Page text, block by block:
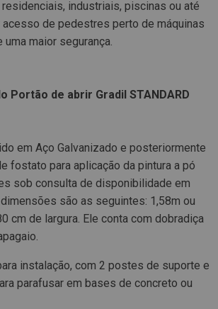
industriais, piscinas ou até
de pedestres perto de máquinas
maior segurança.
Portão de abrir Gradil STANDARD
em Aço Galvanizado e posteriormente
fostato para aplicação da pintura a pó
sob consulta de disponibilidade em
são as seguintes: 1,58m ou
cm de largura. Ele conta com dobradiça
instalação, com 2 postes de suporte e
parafusar em bases de concreto ou